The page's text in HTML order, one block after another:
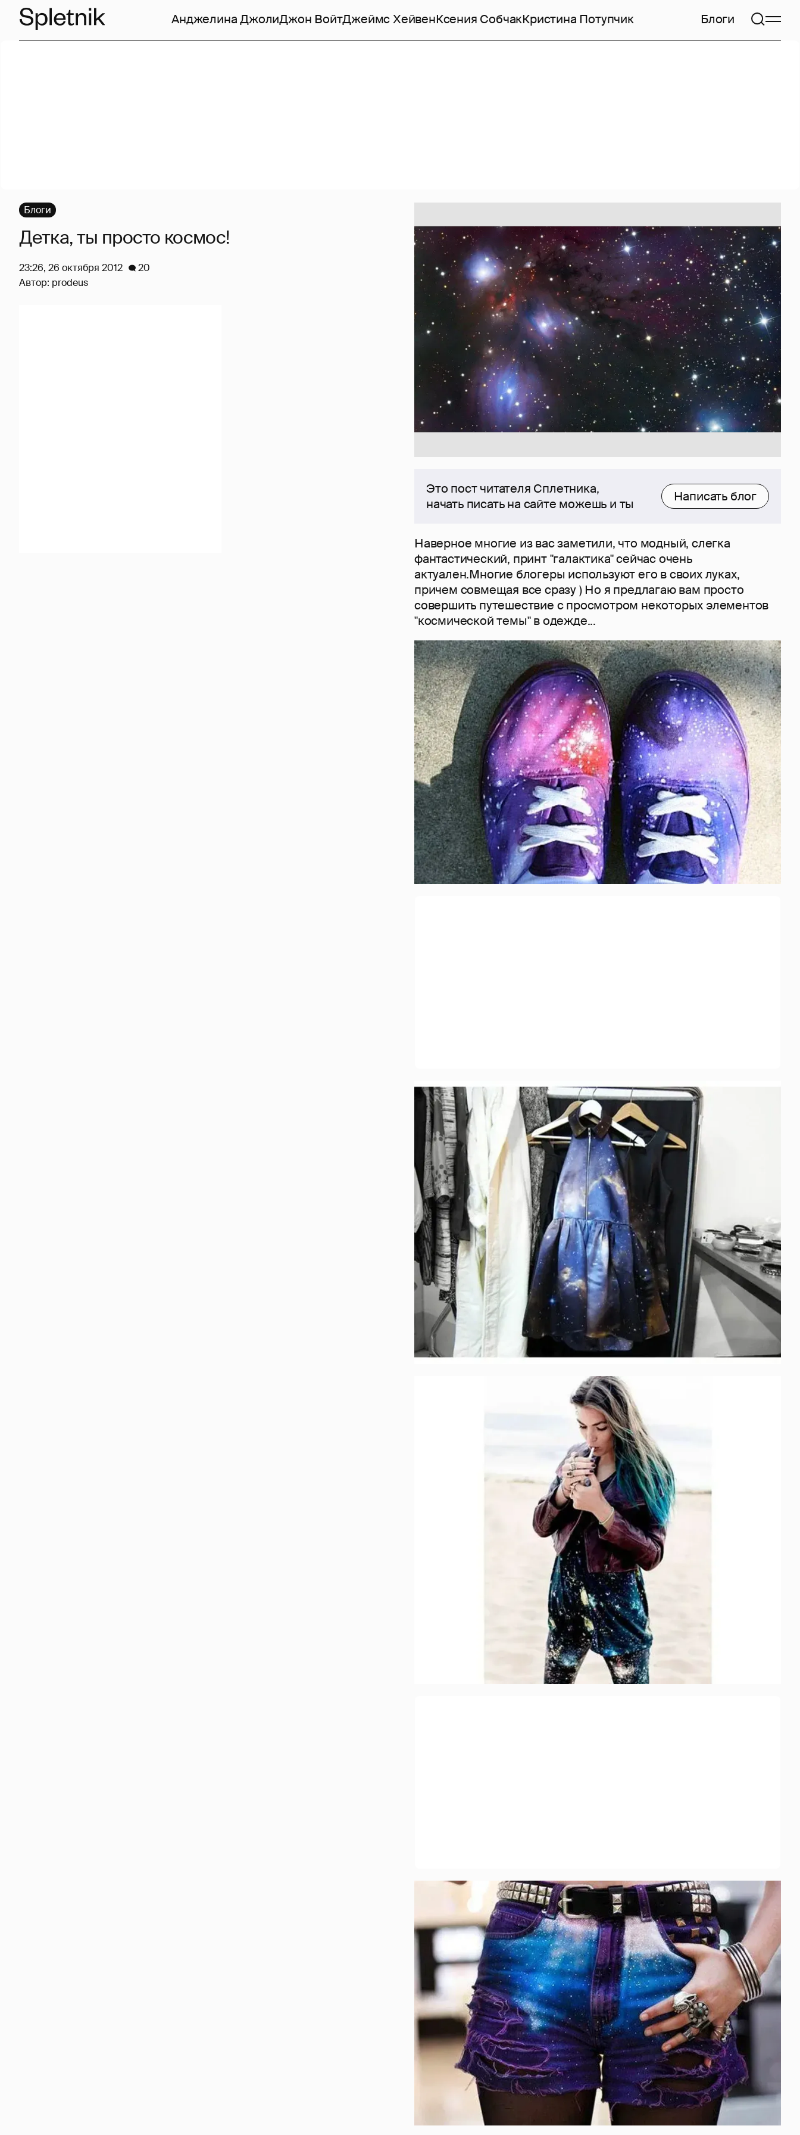
Анджелина ДжолиДжон ВойтДжеймс ХейвенКсения СобчакКристина Потупчик Блоги
Это пост читателя Сплетника,
начать писать на сайте можешь и ты
Написать блог
Наверное многие из вас заметили, что модный, слегка
фантастический, принт "галактика" сейчас очень
актуален.Многие блогеры используют его в своих луках,
причем совмещая все сразу ) Но я предлагаю вам просто
совершить путешествие с просмотром некоторых элементов
"космической темы" в одежде...
Блоги
Детка, ты просто космос!
23:26, 26 октября 2012
20
Автор: prodeus